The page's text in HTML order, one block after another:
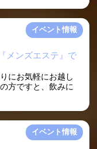
イベント情報
メンズエステ』で
にお気軽にお越し
方ですと、飲みに
イベント情報